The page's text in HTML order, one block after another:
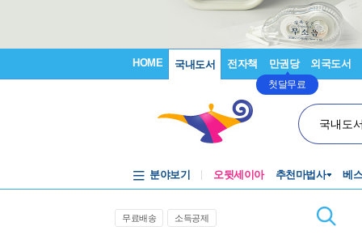
HOME 국내도서 전자책 만권당
첫달무료
외국도서
국내도
분야보기 오뒷세이아 추천마법사 베
무료배송 소득공제